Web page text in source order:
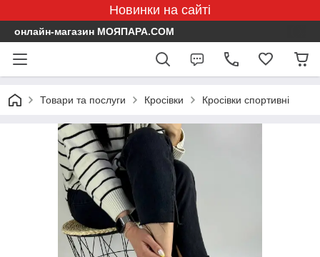
Новинки на сайті
онлайн-магазин МОЯПАРА.COM
Товари та послуги Кросівки Кросівки спортивні